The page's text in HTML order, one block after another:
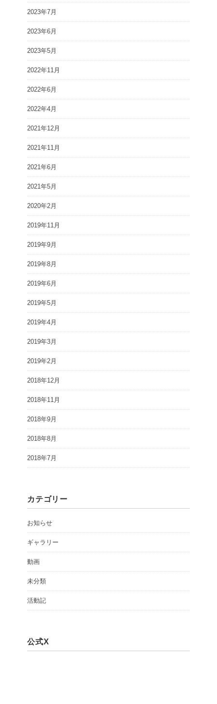
2023年7月
2023年6月
2023年5月
2022年11月
2022年6月
2022年4月
2021年12月
2021年11月
2021年6月
2021年5月
2020年2月
2019年11月
2019年9月
2019年8月
2019年6月
2019年5月
2019年4月
2019年3月
2019年2月
2018年12月
2018年11月
2018年9月
2018年8月
2018年7月
カテゴリー
お知らせ
ギャラリー
動画
未分類
活動記
公式X